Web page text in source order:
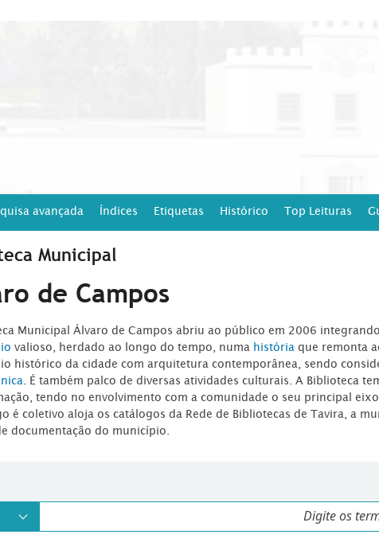
avançada Índices Etiquetas Histórico Top Leituras
Municipal
de Campos
Municipal Álvaro de Campos abriu ao público em 2006
valioso, herdado ao longo do tempo, numa história que remonta
histórico da cidade com arquitetura contemporânea, sendo
. É também palco de diversas atividades culturais. A Biblioteca
tendo no envolvimento com a comunidade o seu principal eixo
é coletivo aloja os catálogos da Rede de Bibliotecas de Tavira, a
documentação do município.